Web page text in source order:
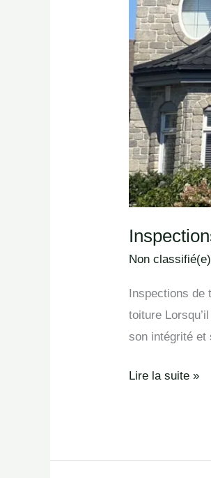
Non classifié(e)
Inspections de
toiture
son intégrité et
Lire la suite »